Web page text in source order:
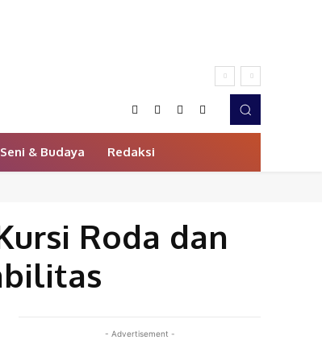
Seni & Budaya Redaksi
Roda dan
- Advertisement -